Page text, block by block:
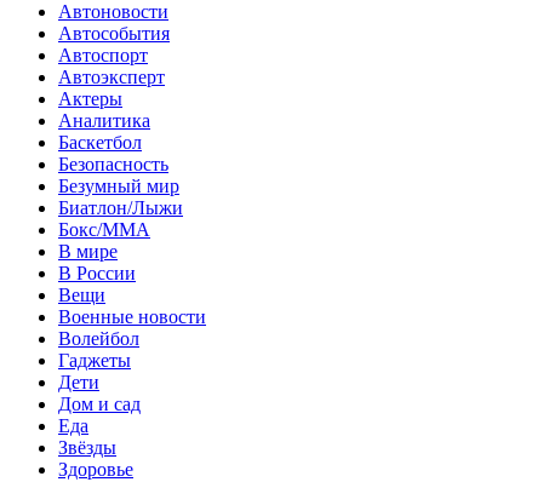
Автоновости
Автособытия
Автоспорт
Автоэксперт
Актеры
Аналитика
Баскетбол
Безопасность
Безумный мир
Биатлон/Лыжи
Бокс/MMA
В мире
В России
Вещи
Военные новости
Волейбол
Гаджеты
Дети
Дом и сад
Еда
Звёзды
Здоровье